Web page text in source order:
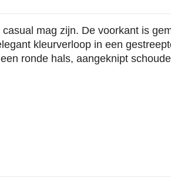
mag zijn. De voorkant is
kleurverloop in een
ronde hals, aangeknipt